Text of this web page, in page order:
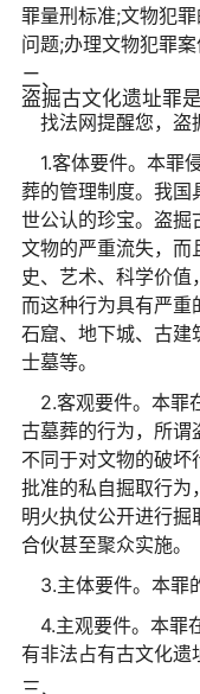
罪量刑标准;文物犯
问题;办理文物犯罪
二、
盗掘古文化遗址罪
找法网提醒您，盗
1.客体要件。本罪
葬的管理制度。我国
世公认的珍宝。盗掘
文物的严重流失，而
史、艺术、科学价
而这种行为具有严重
石窟、地下城、古建
士墓等。
2.客观要件。本罪
古墓葬的行为，所谓
不同于对文物的破坏
批准的私自掘取行为
明火执仗公开进行掘
合伙甚至聚众实施。
3.主体要件。本罪
4.主观要件。本罪
有非法占有古文化遗
三、